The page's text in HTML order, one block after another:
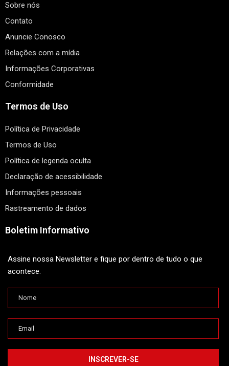
Sobre nós
Contato
Anuncie Conosco
Relações com a mídia
Informações Corporativas
Conformidade
Termos de Uso
Política de Privacidade
Termos de Uso
Política de legenda oculta
Declaração de acessibilidade
Informações pessoais
Rastreamento de dados
Boletim Informativo
Assine nossa Newsletter e fique por dentro de tudo o que
acontece.